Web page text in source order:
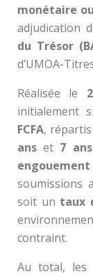
monétaire
adjudication
du Trésor
d’UMOA-
Réalisée le
initialement
FCFA,
ans et 7 ans
soumissions
soit un taux
contraint.
Au total, les